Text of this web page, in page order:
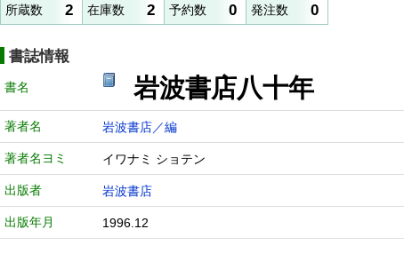
所蔵数 2 在庫数 2 予約数 0 発注数 0
書誌情報
書名 岩波書店八十年
著者名 岩波書店／編
著者名ヨミ イワナミ ショテン
出版者 岩波書店
出版年月 1996.12